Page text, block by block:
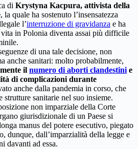
di Krystyna Kacpura, attivista della
, la quale ha sostenuto l’insensatezza
l’interruzione di gravidanza e ha
in Polonia diventa assai più difficile
di una tale decisione, non
anche sanitari: molto probabilmente,
il numero di aborti clandestini e
di complicazioni durante
anche dalla pandemia in corso, che
strutture sanitarie nel suo insieme.
non imparziale della Corte
giurisdizionale di un Paese si
manus del potere esecutivo, piegato
dunque, dall’imparzialità della legge e
davanti ad essa.